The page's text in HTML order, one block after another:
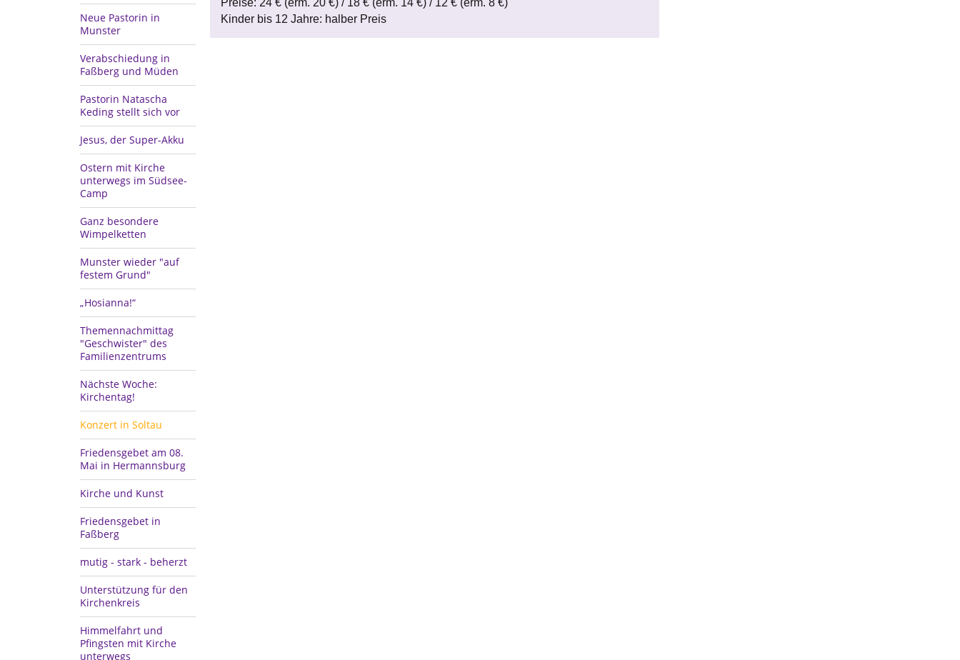
Neue Pastorin in
Munster
Verabschiedung in
Faßberg und Müden
Pastorin Natascha
Keding stellt sich vor
Jesus, der Super-Akku
Ostern mit Kirche
unterwegs im Südsee-
Camp
Ganz besondere
Wimpelketten
Munster wieder "auf
festem Grund"
„Hosianna!“
Themennachmittag
"Geschwister" des
Familienzentrums
Nächste Woche:
Kirchentag!
Konzert in Soltau
Friedensgebet am 08.
Mai in Hermannsburg
Kirche und Kunst
Friedensgebet in
Faßberg
mutig - stark - beherzt
Unterstützung für den
Kirchenkreis
Himmelfahrt und
Pfingsten mit Kirche
unterwegs
Kinder bis 12 Jahre: halber Preis